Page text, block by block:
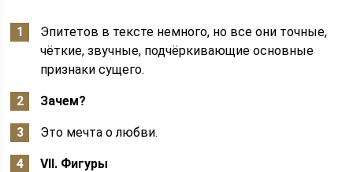
Эпитетов в тексте немного, но все они точные,
чёткие, звучные, подчёркивающие основные
признаки сущего.
Зачем?
Это мечта о любви.
VII. Фигуры